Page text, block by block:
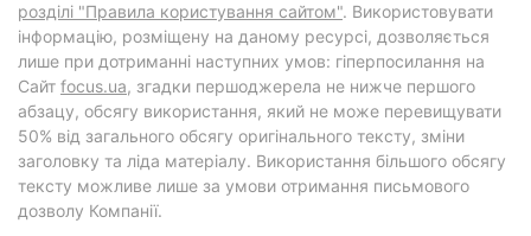
розділі "Правила користування сайтом". Використовувати
інформацію, розміщену на даному ресурсі, дозволяється
лише при дотриманні наступних умов: гіперпосилання на
Cайт focus.ua, згадки першоджерела не нижче першого
абзацу, обсягу використання, який не може перевищувати
50% від загального обсягу оригінального тексту, зміни
заголовку та ліда матеріалу. Використання більшого обсягу
тексту можливе лише за умови отримання письмового
дозволу Компанії.